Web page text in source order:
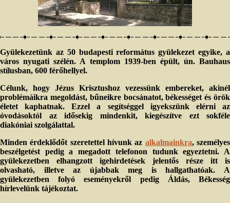
Gyülekezetünk az 50 budapesti református gyülekezet egyike, a
város nyugati szélén. A templom 1939-ben épült, ún. Bauhaus
stílusban, 600 férőhellyel.
Célunk, hogy Jézus Krisztushoz vezessünk embereket, akinél
problémáikra megoldást, bűneikre bocsánatot, békességet és örök
életet kaphatnak. Ezzel a segítséggel igyekszünk elérni az
óvodásoktól az idősekig mindenkit, kiegészítve ezt sokféle
diakóniai szolgálattal.
Minden érdeklődőt szeretettel hívunk az alkalmainkra, személyes
beszélgetést pedig a megadott telefonon tudunk egyeztetni. A
gyülekezetben elhangzott igehirdetések jelentős része itt is
olvasható, illetve az újabbak meg is hallgathatóak. A
gyülekezetben folyó eseményekről pedig Áldás, Békesség
hírlevelünk tájékoztat.